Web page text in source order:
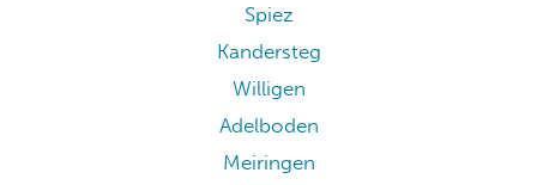
Spiez
Kandersteg
Willigen
Adelboden
Meiringen